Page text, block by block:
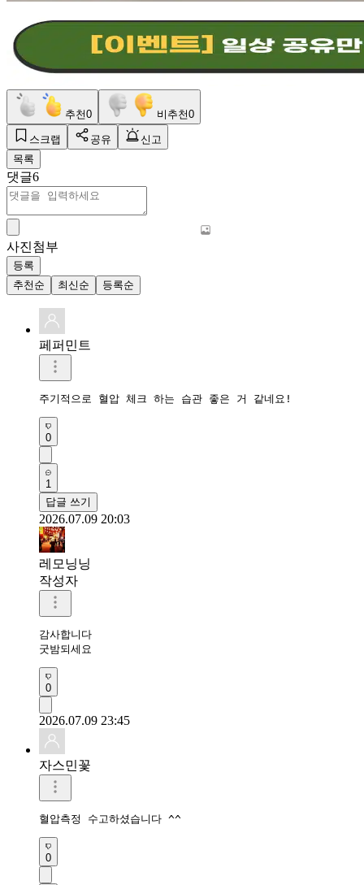
추천0 비추천0
스크랩 공유
신고
목록
댓글6
사진첨부
등록
추천순
최신순 등록순
페퍼민트
주기적으로 혈압 체크 하는 습관 좋은 거 같네요!
0
1
답글 쓰기
2026.07.09 20:03
레모닝닝
작성자
감사합니다
굿밤되세요
0
2026.07.09 23:45
자스민꽃
혈압측정 수고하셨습니다 ^^
0